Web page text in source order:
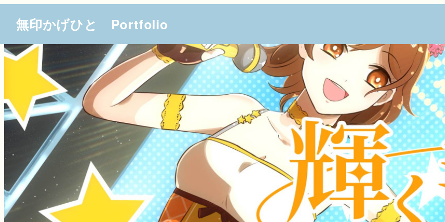
無印かげひと Portfolio